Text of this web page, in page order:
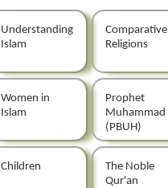
Understanding
Islam
Comparative
Religions
Women in
Islam
Prophet
Muhammad
(PBUH)
Children
The Noble
Qur'an